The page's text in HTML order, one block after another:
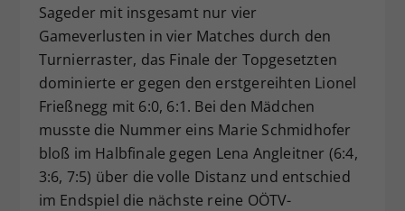
Sageder mit insgesamt nur vier
Gameverlusten in vier Matches durch den
Turnierraster, das Finale der Topgesetzten
dominierte er gegen den erstgereihten Lionel
Frießnegg mit 6:0, 6:1. Bei den Mädchen
musste die Nummer eins Marie Schmidhofer
bloß im Halbfinale gegen Lena Angleitner (6:4,
3:6, 7:5) über die volle Distanz und entschied
im Endspiel die nächste reine OÖTV-